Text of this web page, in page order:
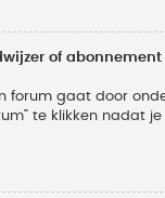
of
forum gaat door
te klikken nadat